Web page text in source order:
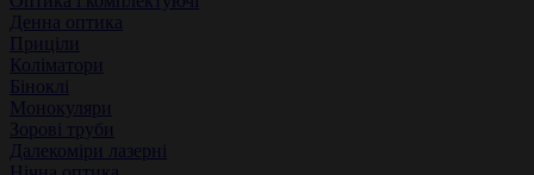
Денна оптика
Приціли
Коліматори
Біноклі
Монокуляри
Зорові труби
Далекоміри лазерні